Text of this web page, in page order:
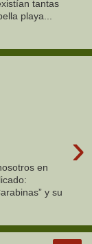
tantas
playa...
›
en
y su